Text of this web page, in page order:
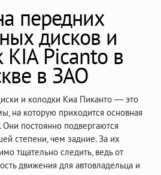
передних
дисков и
KIA Picanto в
в ЗАО
и колодки Киа Пиканто — это
на которую приходится основная
Они постоянно подвергаются
степени, чем задние. За их
тщательно следить, ведь от
движения для автовладельца и